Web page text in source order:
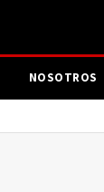
NOSOTROS